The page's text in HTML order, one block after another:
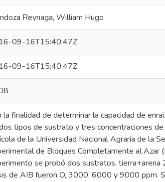
Reynaga, William Hugo
09-16T15:40:47Z
09-16T15:40:47Z
la finalidad de determinar la capacidad de
tipos de sustrato y tres concentraciones
de la Universidad Nacional Agraria de la
de Bloques Completamente al
se probó dos sustratos, tierra+arena
de AIB fueron O, 3000, 6000 y 9000 ppm.